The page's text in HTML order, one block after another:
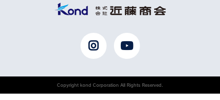
Copyright kond Corporation All Rights Reserved.